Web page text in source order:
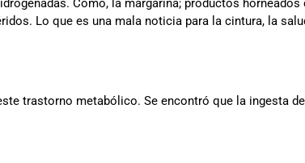
Como, la margarina; productos
Lo que es una mala noticia para la cintura, la
trastorno metabólico. Se encontró que la ingesta